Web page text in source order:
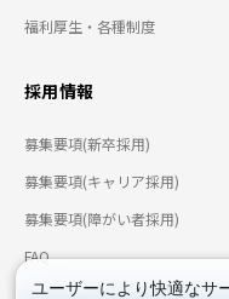
福利厚生・各種制度
採用情報
募集要項(新卒採用)
募集要項(キャリア採用)
募集要項(障がい者採用)
FAQ
ユーザーにより快適なサ